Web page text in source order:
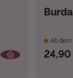
Ab dem